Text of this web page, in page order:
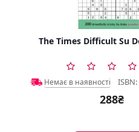
The Times Difficult Su
Немає в наявності
288₴